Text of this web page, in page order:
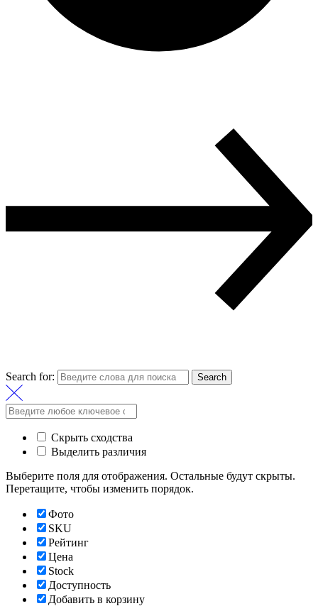
Search for: Search
Скрыть сходства
Выделить различия
Выберите поля для отображения. Остальные будут скрыты.
Перетащите, чтобы изменить порядок.
Фото
SKU
Рейтинг
Цена
Stock
Доступность
Добавить в корзину